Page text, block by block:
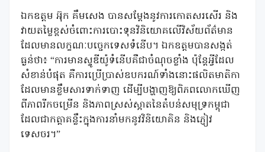
ឯកឧត្តម អ៊ុក គឹមសេង បានសម្តែងនូវការកោតសរសើរ និង
វាយតម្លៃខ្ពស់ចំពោះការបោះទុនវិនិយោគលើវិស័យព័ត៌មាន
ដែលមានលក្ខណៈបច្ចេកទេសទំនើប។ ឯកឧត្តមបានសង្កត់
ធ្ងន់ថា៖ “ការមានស្ទូឌីយ៉ូទំនើបគឺជាចំណុចខ្លាំង ប៉ុន្តែអ្វីដែល
សំខាន់បំផុត គឺការប្រើប្រាស់ឧបករណ៍ទាំងនោះផលិតមាតិកា
ដែលមានខ្លឹមសារទាក់ទាញ ដើម្បីបង្ហាញឱ្យពិភពលោកឃើញ
ពីភាពរីកចម្រើន និងភាពស្រស់ស្អាតនៃតំបន់សមុទ្រកម្ពុជា
ដែលជាកត្តាគន្លឹះក្នុងការនាំមកនូវវិនិយោគិន និងភ្ញៀវ
ទេសចរ។”